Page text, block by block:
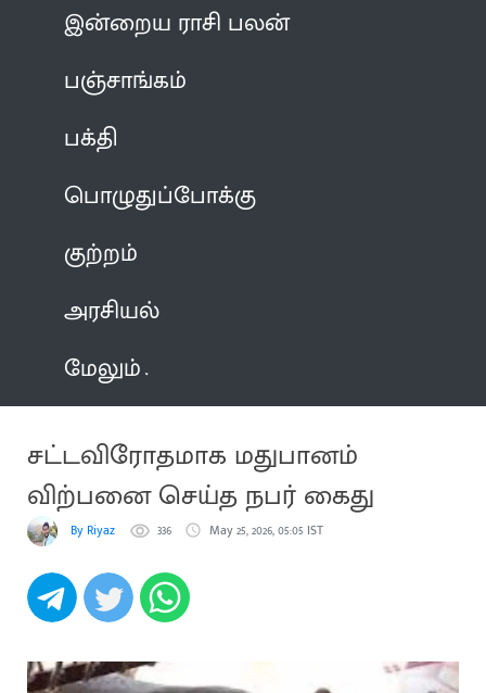
இன்றைய ராசி பலன்
பஞ்சாங்கம்
பக்தி
பொழுதுப்போக்கு
குற்றம்
அரசியல்
மேலும்
சட்டவிரோதமாக மதுபானம்
விற்பனை செய்த நபர் கைது
By Riyaz 336 May 25, 2026, 05:05 IST